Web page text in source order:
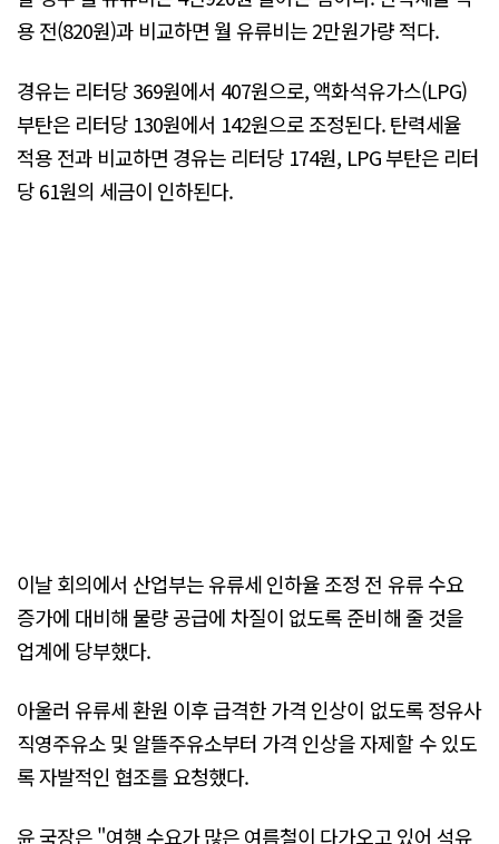
용 전(820원)과 비교하면 월 유류비는 2만원가량 적다.
경유는 리터당 369원에서 407원으로, 액화석유가스(LPG)
부탄은 리터당 130원에서 142원으로 조정된다. 탄력세율
적용 전과 비교하면 경유는 리터당 174원, LPG 부탄은 리터
당 61원의 세금이 인하된다.
이날 회의에서 산업부는 유류세 인하율 조정 전 유류 수요
증가에 대비해 물량 공급에 차질이 없도록 준비해 줄 것을
업계에 당부했다.
아울러 유류세 환원 이후 급격한 가격 인상이 없도록 정유사
직영주유소 및 알뜰주유소부터 가격 인상을 자제할 수 있도
록 자발적인 협조를 요청했다.
윤 국장은 "여행 수요가 많은 여름철이 다가오고 있어 석유